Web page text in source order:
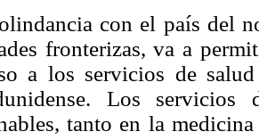
con el país del
fronterizas, va a
a los servicios de
Los servicios
tanto en la